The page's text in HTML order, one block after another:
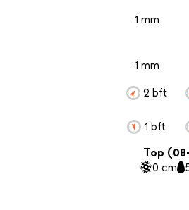
1 mm
1 mm
2 bft
1 bft
Top
0 cm